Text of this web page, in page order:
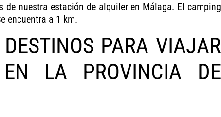
de nuestra estación de alquiler en Málaga. El camping
encuentra a 1 km.
PARA VIAJAR
EN LA PROVINCIA DE